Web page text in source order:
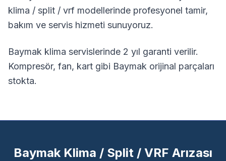
klima / split / vrf modellerinde profesyonel tamir,
bakım ve servis hizmeti sunuyoruz.
Baymak klima servislerinde 2 yıl garanti verilir.
Kompresör, fan, kart gibi Baymak orijinal parçaları
stokta.
Baymak Klima / Split / VRF Arızası